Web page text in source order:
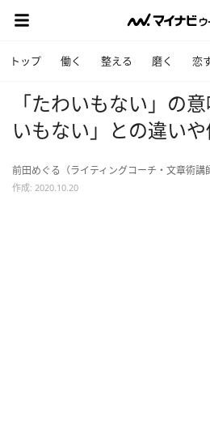
トップ 働く 整える 磨く 恋
「たわいもない」の
いもない」との違い
前田めぐる（ライティングコーチ・文章術講
作成: 2020.10.20